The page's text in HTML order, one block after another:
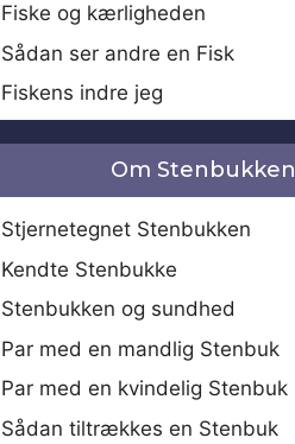
Fiske og kærligheden
Sådan ser andre en Fisk
Fiskens indre jeg
Om Stenbukken
Stjernetegnet Stenbukken
Kendte Stenbukke
Stenbukken og sundhed
Par med en mandlig Stenbuk
Par med en kvindelig Stenbuk
Sådan tiltrækkes en Stenbuk